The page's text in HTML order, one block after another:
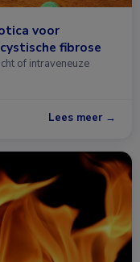
voor
fibrose
of intraveneuze
Lees meer →